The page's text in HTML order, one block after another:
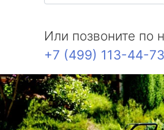
Или позвоните по
+7 (499) 113-44-73